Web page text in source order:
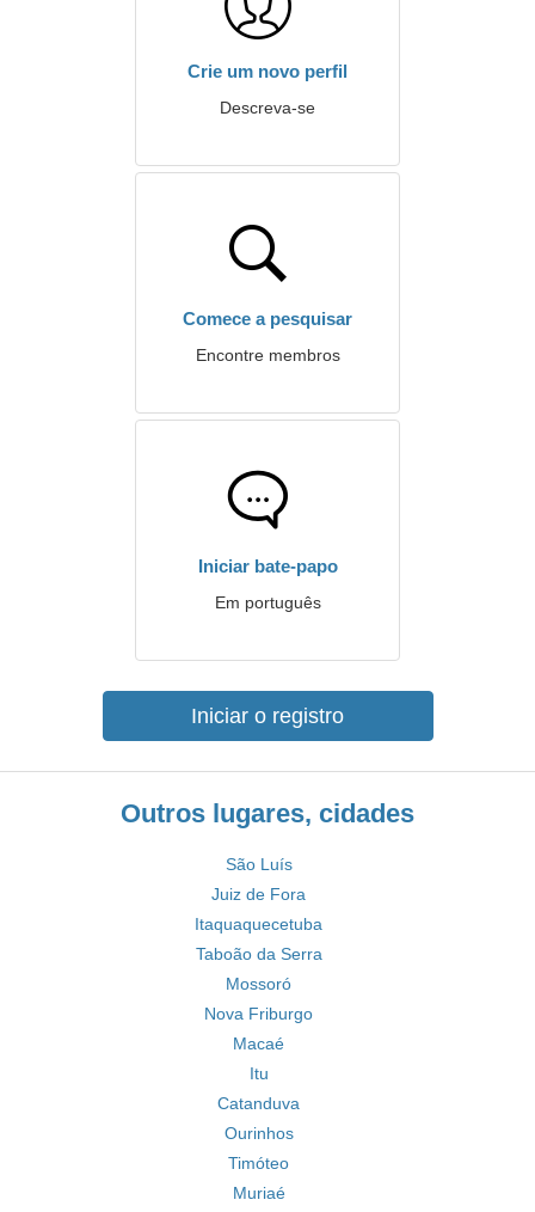
Crie um novo perfil
Descreva-se
Comece a pesquisar
Encontre membros
Iniciar bate-papo
Em português
Iniciar o registro
Outros lugares, cidades
São Luís
Juiz de Fora
Itaquaquecetuba
Taboão da Serra
Mossoró
Nova Friburgo
Macaé
Itu
Catanduva
Ourinhos
Timóteo
Muriaé